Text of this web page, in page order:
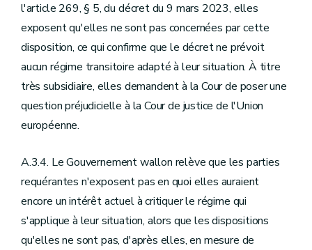
l'article 269, § 5, du décret du 9 mars 2023, elles
exposent qu'elles ne sont pas concernées par cette
disposition, ce qui confirme que le décret ne prévoit
aucun régime transitoire adapté à leur situation. À titre
très subsidiaire, elles demandent à la Cour de poser une
question préjudicielle à la Cour de justice de l'Union
européenne.
A.3.4. Le Gouvernement wallon relève que les parties
requérantes n'exposent pas en quoi elles auraient
encore un intérêt actuel à critiquer le régime qui
s'applique à leur situation, alors que les dispositions
qu'elles ne sont pas, d'après elles, en mesure de